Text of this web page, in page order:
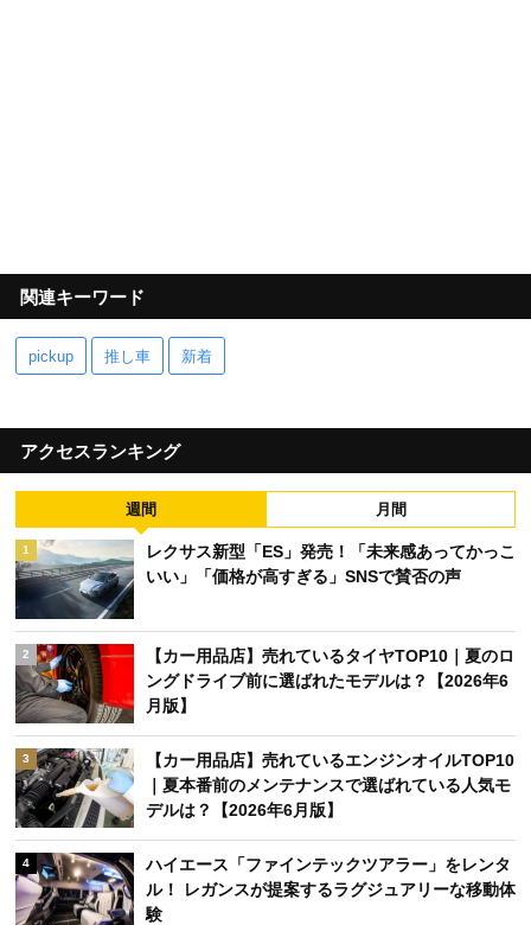
関連キーワード
pickup 推し車 新着
アクセスランキング
週間 月間
1
レクサス新型「ES」発売！「未来感あってかっこ
いい」「価格が高すぎる」SNSで賛否の声
2
【カー用品店】売れているタイヤTOP10｜夏のロ
ングドライブ前に選ばれたモデルは？【2026年6
月版】
3
【カー用品店】売れているエンジンオイルTOP10
｜夏本番前のメンテナンスで選ばれている人気モ
デルは？【2026年6月版】
4
ハイエース「ファインテックツアラー」をレンタ
ル！ レガンスが提案するラグジュアリーな移動体
験